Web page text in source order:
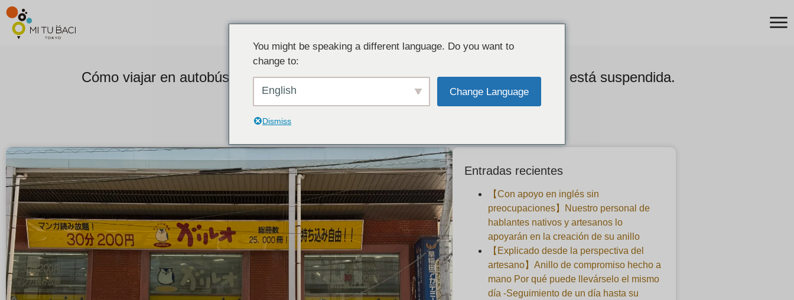
Cómo viajar en autobús de Shibuya a Sangenjaya cuando la línea Denentoshi está suspendida.
Entradas recientes
【Con apoyo en inglés sin
preocupaciones】Nuestro personal de
hablantes nativos y artesanos lo
apoyarán en la creación de su anillo
【Explicado desde la perspectiva del
artesano】Anillo de compromiso hecho a
mano Por qué puede llevárselo el mismo
día -Seguimiento de un día hasta su
You might be speaking a different language. Do you want to
change to:
English Change Language
Dismiss